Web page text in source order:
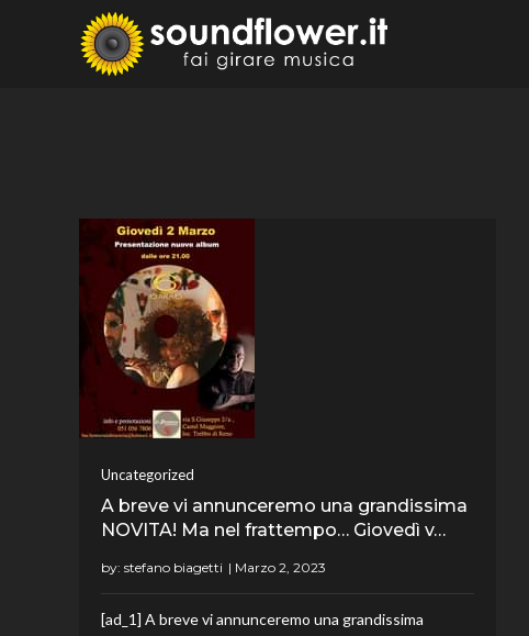
Uncategorized
A breve vi annunceremo una grandissima
NOVITA! Ma nel frattempo… Giovedì v…
by: stefano biagetti
[ad_1] A breve vi annunceremo una grandissima